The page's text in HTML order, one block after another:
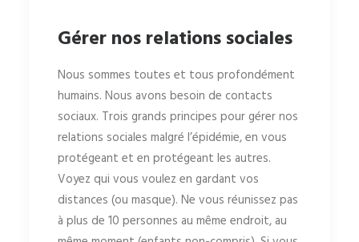
Gérer nos relations sociales
Nous sommes toutes et tous profondément
humains. Nous avons besoin de contacts
sociaux. Trois grands principes pour gérer nos
relations sociales malgré l’épidémie, en vous
protégeant et en protégeant les autres.
Voyez qui vous voulez en gardant vos
distances (ou masque). Ne vous réunissez pas
à plus de 10 personnes au même endroit, au